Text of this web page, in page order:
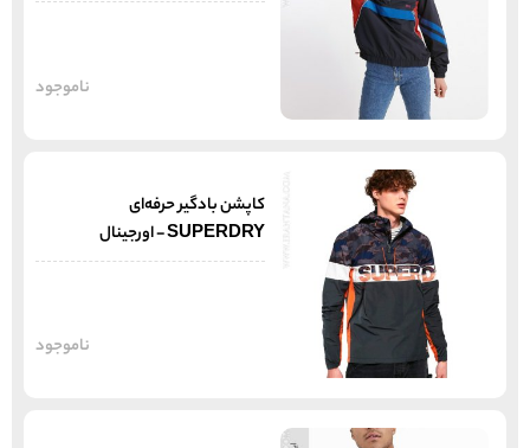
ناموجود
کاپشن بادگیر حرفه‌ای
SUPERDRY - اورجینال
ناموجود